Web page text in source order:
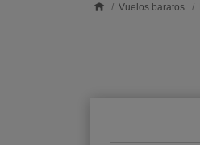
Vuelos baratos